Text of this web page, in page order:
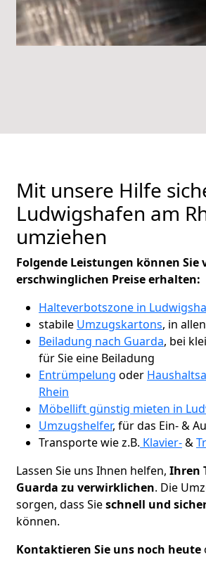
Mit unsere Hilfe
Ludwigshafen am
umziehen
Folgende Leistungen können Sie
erschwinglichen Preise erhalten:
Halteverbotszone in
stabile Umzugskartons, in
Beiladung nach Guarda, bei
für Sie eine Beiladung
Entrümpelung oder
Rhein
Möbellift günstig mieten in
Umzugshelfer, für das Ein- &
Transporte wie z.B. Klavier-&
Lassen Sie uns Ihnen helfen, Ihren
Guarda zu verwirklichen. Die
sorgen, dass Sieschnell und
können.
Kontaktieren Sie uns noch heute